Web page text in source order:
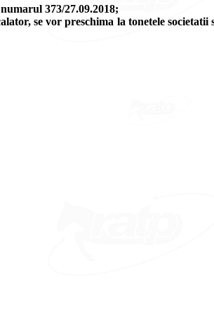
373/27.09.2018;
se vor preschima la tonetele